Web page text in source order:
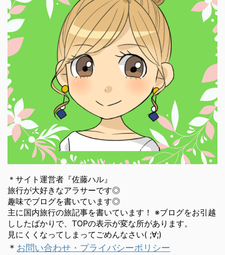
＊サイト運営者『佐藤ハル』
旅行が大好きなアラサーです◎
趣味でブログを書いています◎
主に国内旅行の旅記事を書いています！ ※ブログをお引越
ししたばかりで、TOPの表示が変な所があります。
見にくくなってしまってごめんなさい( ;∀;)
＊ お問い合わせ・プライバシーポリシー